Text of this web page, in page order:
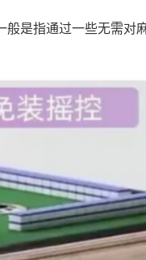
是指通过一些无需对